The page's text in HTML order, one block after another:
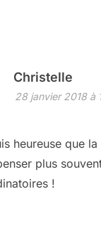
Christelle
28 janvier 2018 à
heureuse que
plus
!